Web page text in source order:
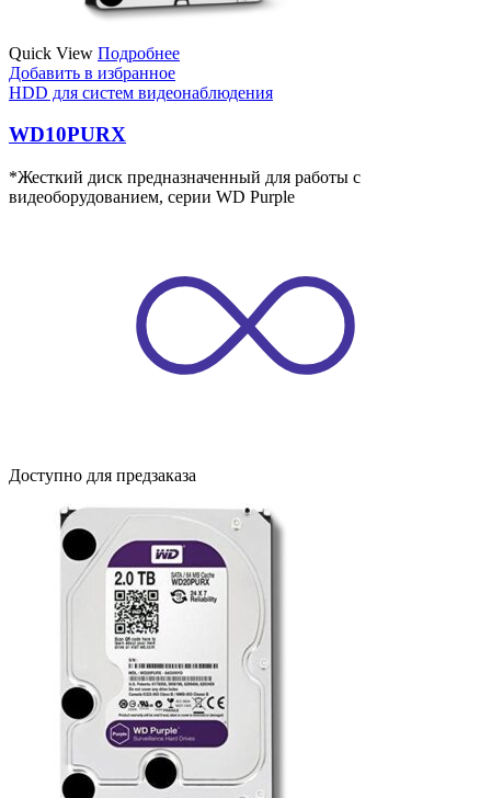
Quick View Подробнее
Добавить в избранное
HDD для систем видеонаблюдения
WD10PURX
*Жесткий диск предназначенный для работы с
видеоборудованием, серии WD Purple
Доступно для предзаказа